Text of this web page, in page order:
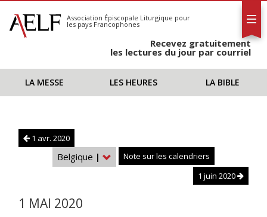
S'abonner
Calendrier
Association Épiscopale Liturgique pour
les pays Francophones
Recevez gratuitement
les lectures du jour par courriel
LA MESSE LES HEURES LA BIBLE
1 avr. 2020
Belgique |
Note sur les calendriers
1 juin 2020
1 MAI 2020